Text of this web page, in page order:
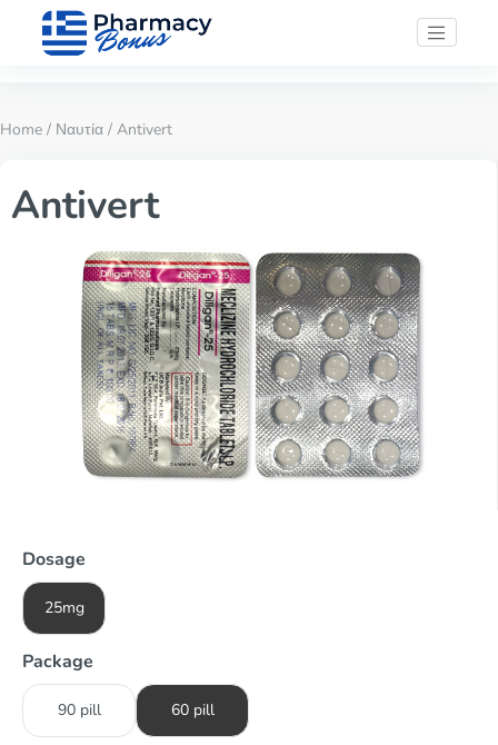
Home / Ναυτία / Antivert
Antivert
Dosage
25mg
Package
90 pill 60 pill